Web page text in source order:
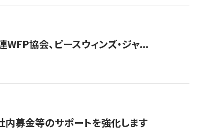
協会、ピースウィンズ・ジャ...
内募金等のサポートを強化します